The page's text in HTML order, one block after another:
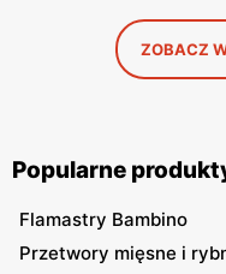
ZOBACZ
Popularne
Flamastry Bambino
Przetwory mięsne i